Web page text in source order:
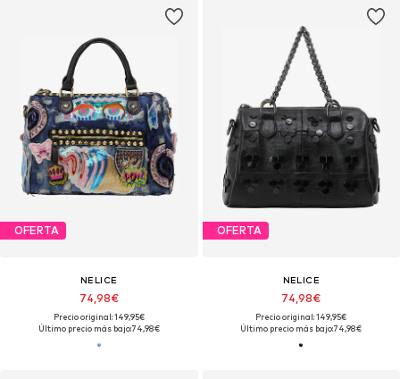
OFERTA
NELICE
74,98€
Precio original: 149,95€
Último precio más bajo:74,98€
OFERTA
NELICE
74,98€
Precio original: 149,95€
Último precio más bajo:74,98€